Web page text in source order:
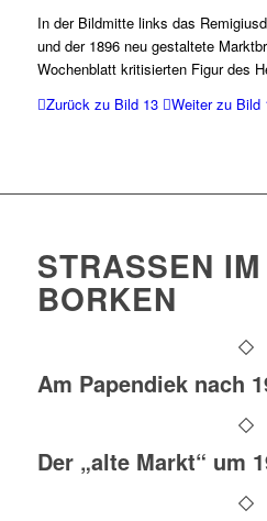
In der Bildmitte links das
und der 1896 neu gestaltete
Wochenblatt kritisierten Figur des
Zurück zu Bild 13
Weiter zu Bild
STRASSEN IM
ORKEN
Am Papendiek nach
Der „alte Markt“ um